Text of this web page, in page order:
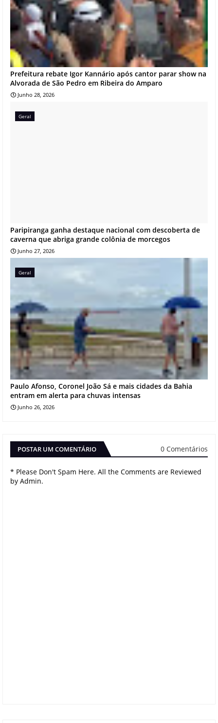
Prefeitura rebate Igor Kannário após cantor parar show na
Alvorada de São Pedro em Ribeira do Amparo
Junho 28, 2026
Geral
Paripiranga ganha destaque nacional com descoberta de
caverna que abriga grande colônia de morcegos
Junho 27, 2026
Geral
Paulo Afonso, Coronel João Sá e mais cidades da Bahia
entram em alerta para chuvas intensas
Junho 26, 2026
POSTAR UM COMENTÁRIO 0 Comentários
* Please Don't Spam Here. All the Comments are Reviewed
by Admin.